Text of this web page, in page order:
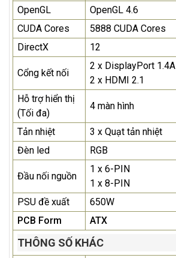
OpenGL
OpenGL 4.6
CUDA Cores
5888 CUDA Cores
DirectX
12
Cổng kết nối
2 x DisplayPort 1.4A
2 x HDMI 2.1
Hỗ trợ hiển thị
(Tối đa)
4 màn hình
Tản nhiệt
3 x Quạt tản nhiệt
Đèn led
RGB
Đầu nối nguồn
1 x 6-PIN
1 x 8-PIN
PSU đề xuất
650W
PCB Form
ATX
THÔNG SỐ KHÁC